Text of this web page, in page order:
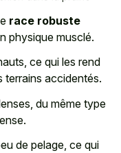
race robuste
physique musclé.
ce qui les rend
terrains accidentés.
du même type
de pelage, ce qui